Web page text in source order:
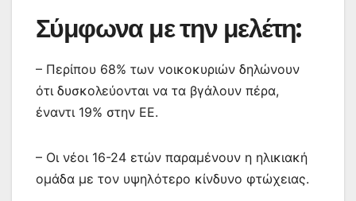
Σύμφωνα με την μελέτη:
– Περίπου 68% των νοικοκυριών δηλώνουν
ότι δυσκολεύονται να τα βγάλουν πέρα,
έναντι 19% στην ΕΕ.
– Οι νέοι 16-24 ετών παραμένουν η ηλικιακή
ομάδα με τον υψηλότερο κίνδυνο φτώχειας.